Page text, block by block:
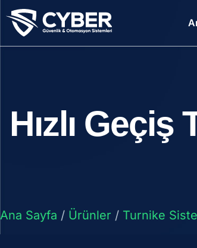
Hızlı Geçiş
Ana Sayfa / Ürünler / Turnike